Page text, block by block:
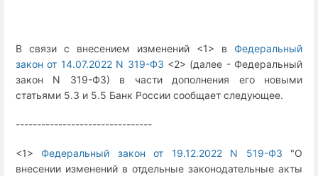
В связи с внесением изменений <1> в Федеральный
закон от 14.07.2022 N 319-ФЗ <2> (далее - Федеральный
закон N 319-ФЗ) в части дополнения его новыми
статьями 5.3 и 5.5 Банк России сообщает следующее.
--------------------------------
<1> Федеральный закон от 19.12.2022 N 519-ФЗ "О
внесении изменений в отдельные законодательные акты